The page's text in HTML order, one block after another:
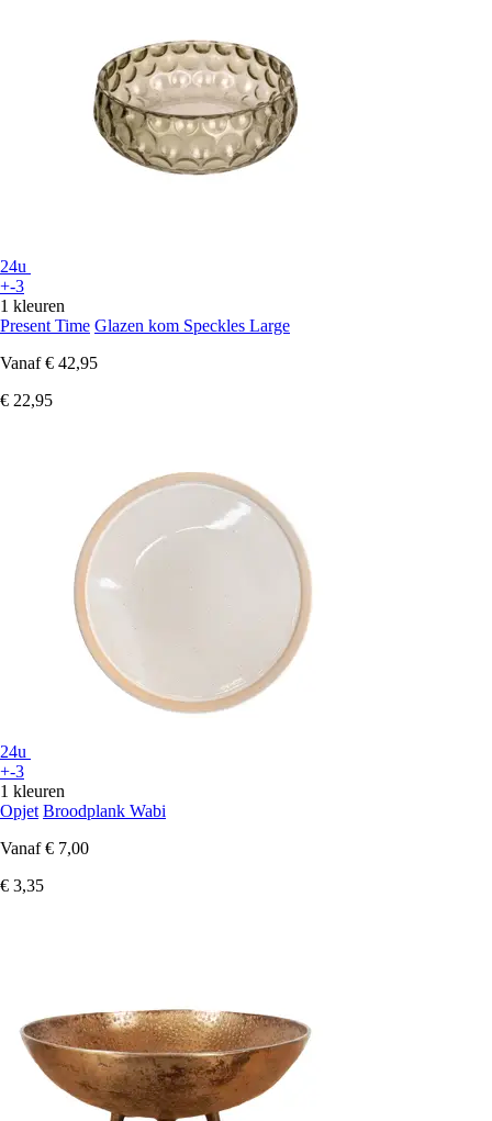
24u
+-3
1 kleuren
Present Time Glazen kom Speckles Large
Vanaf € 42,95
€ 22,95
24u
+-3
1 kleuren
Opjet Broodplank Wabi
Vanaf € 7,00
€ 3,35